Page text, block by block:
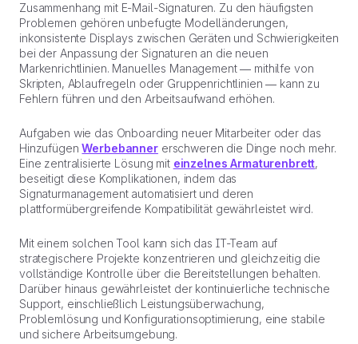
Zusammenhang mit E-Mail-Signaturen. Zu den häufigsten
Problemen gehören unbefugte Modelländerungen,
inkonsistente Displays zwischen Geräten und Schwierigkeiten
bei der Anpassung der Signaturen an die neuen
Markenrichtlinien. Manuelles Management — mithilfe von
Skripten, Ablaufregeln oder Gruppenrichtlinien — kann zu
Fehlern führen und den Arbeitsaufwand erhöhen.
Aufgaben wie das Onboarding neuer Mitarbeiter oder das
HinzufügenWerbebannererschweren die Dinge noch mehr.
Eine zentralisierte Lösung mit einzelnes Armaturenbrett,
beseitigt diese Komplikationen, indem das
Signaturmanagement automatisiert und deren
plattformübergreifende Kompatibilität gewährleistet wird.
Mit einem solchen Tool kann sich das IT-Team auf
strategischere Projekte konzentrieren und gleichzeitig die
vollständige Kontrolle über die Bereitstellungen behalten.
Darüber hinaus gewährleistet der kontinuierliche technische
Support, einschließlich Leistungsüberwachung,
Problemlösung und Konfigurationsoptimierung, eine stabile
und sichere Arbeitsumgebung.